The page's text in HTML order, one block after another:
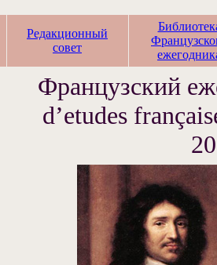
Редакционный
совет
Французский
d’etudes